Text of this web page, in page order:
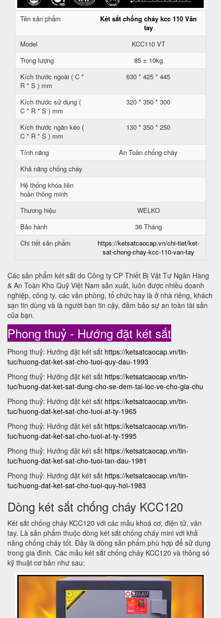
Tên sản phẩm
Két sắt chống cháy kcc 110 Vân
tay
Model
KCC110 VT
Trọng lượng
85 ± 10kg
Kích thước ngoài ( C *
R * S ) mm
630 * 425 * 445
Kích thước sử dụng (
C * R * S ) mm
320 * 350 * 300
Kích thước ngăn kéo (
C * R * S ) mm
130 * 350 * 250
Tính năng
An Toàn chống cháy
Khả năng chống cháy
Hệ thống khóa liên
hoàn thông minh
Thương hiệu
WELKO
Bảo hành
36 Tháng
Chi tiết sản phẩm
https://ketsatcaocap.vn/chi-tiet/ket-
sat-chong-chay-kcc-110-van-tay
Các sản phẩm két sắt do Công ty CP Thiết Bị Vật Tư Ngân Hàng
& An Toàn Kho Quỹ Việt Nam sản xuất, luôn được nhiều doanh
nghiệp, công ty, các văn phòng, tổ chức hay là ở nhà riêng, khách
sạn tin dùng và là người bạn tin cậy, đảm bảo sự an toàn tài sản
của bạn.
Phong thuỷ - Hướng đặt két sắt
Phong thuỷ: Hướng đặt két sắt https://ketsatcaocap.vn/tin-
tuc/huong-dat-ket-sat-cho-tuoi-quy-dau-1993
Phong thuỷ: Hướng đặt két sắt https://ketsatcaocap.vn/tin-
tuc/huong-dat-ket-sat-dung-cho-se-dem-tai-loc-ve-cho-gia-chu
Phong thuỷ: Hướng đặt két sắt https://ketsatcaocap.vn/tin-
tuc/huong-dat-ket-sat-cho-tuoi-at-ty-1965
Phong thuỷ: Hướng đặt két sắt https://ketsatcaocap.vn/tin-
tuc/huong-dat-ket-sat-cho-tuoi-at-ty-1995
Phong thuỷ: Hướng đặt két sắt https://ketsatcaocap.vn/tin-
tuc/huong-dat-ket-sat-cho-tuoi-tan-dau-1981
Phong thuỷ: Hướng đặt két sắt https://ketsatcaocap.vn/tin-
tuc/huong-dat-ket-sat-cho-tuoi-quy-hoi-1983
Dòng két sắt chống cháy KCC120
Két sắt chống cháy KCC120 với các mẫu khoá cơ, điện tử, vân
tay. Là sản phẩm thuộc dòng két sắt chống cháy mini với khả
năng chống cháy tốt. Đây là dòng sản phẩm phù hợp để sử dụng
trong gia đình. Các mẫu két sắt chống cháy KCC120 và thông số
kỹ thuật cơ bản như sau: